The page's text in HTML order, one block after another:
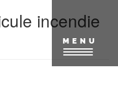
MENU
incendie